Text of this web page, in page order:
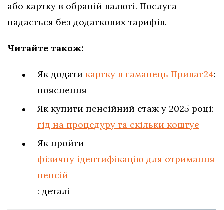
або картку в обраній валюті. Послуга
надається без додаткових тарифів.
Читайте також:
Як додати картку в гаманець Приват24:
пояснення
Як купити пенсійний стаж у 2025 році:
гід на процедуру та скільки коштує
Як пройти
фізичну ідентифікацію для отримання
пенсій
: деталі